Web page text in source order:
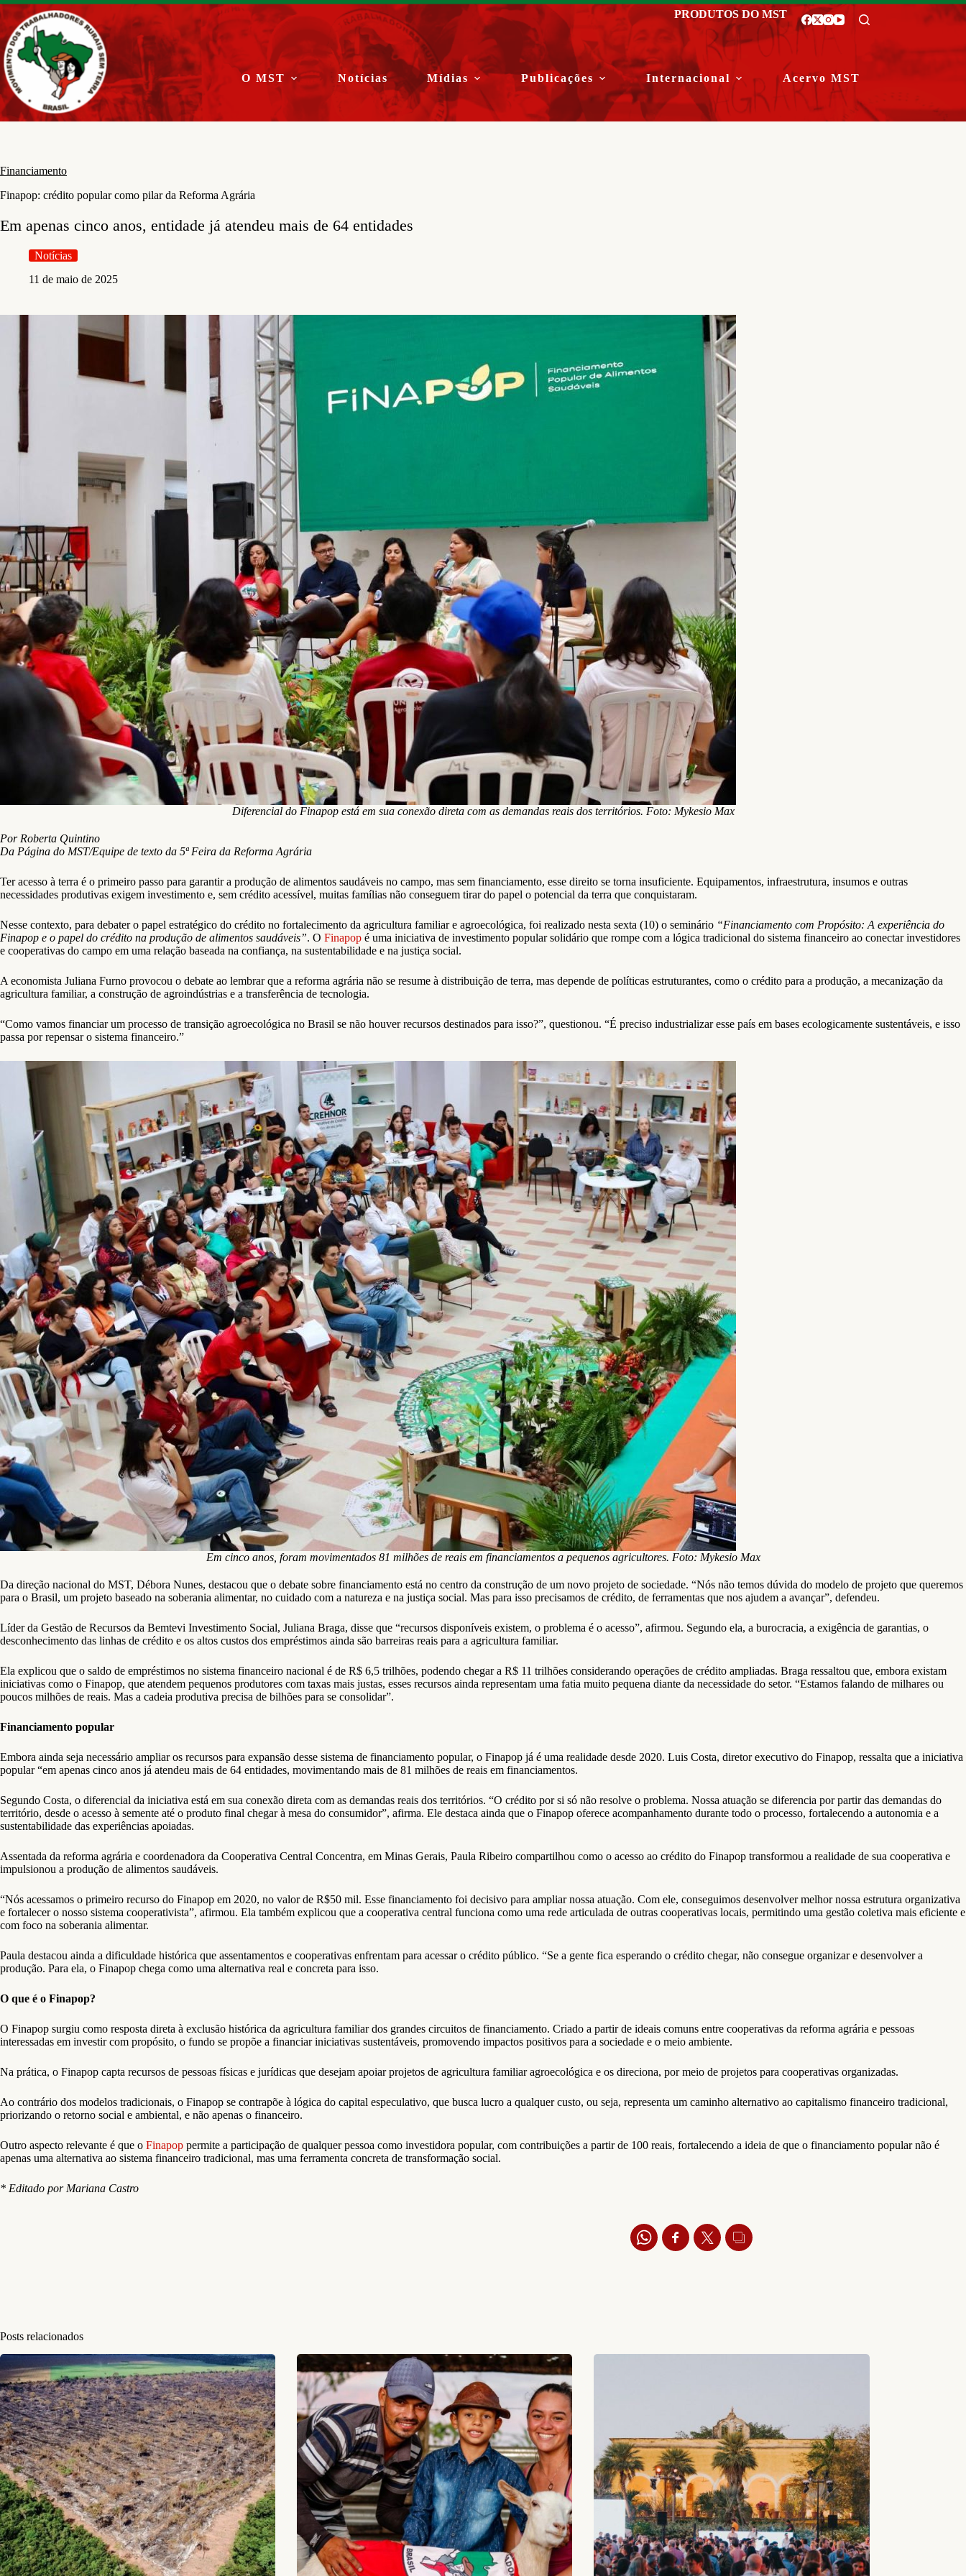
Pular
para
o
conteúdo
PRODUTOS DO MST
O MST Notícias Mídias Publicações Internacional Acervo MST
Financiamento
Finapop: crédito popular como pilar da Reforma Agrária
Em apenas cinco anos, entidade já atendeu mais de 64 entidades
Notícias
11 de maio de 2025
Diferencial do Finapop está em sua conexão direta com as demandas reais dos territórios. Foto: Mykesio Max
Por Roberta Quintino
Da Página do MST/Equipe de texto da 5ª Feira da Reforma Agrária
Ter acesso à terra é o primeiro passo para garantir a produção de alimentos saudáveis no campo, mas sem financiamento, esse direito se torna insuficiente. Equipamentos, infraestrutura, insumos e outras
necessidades produtivas exigem investimento e, sem crédito acessível, muitas famílias não conseguem tirar do papel o potencial da terra que conquistaram.
Nesse contexto, para debater o papel estratégico do crédito no fortalecimento da agricultura familiar e agroecológica, foi realizado nesta sexta (10) o seminário “Financiamento com Propósito: A experiência do
Finapop e o papel do crédito na produção de alimentos saudáveis”. O Finapop é uma iniciativa de investimento popular solidário que rompe com a lógica tradicional do sistema financeiro ao conectar investidores
e cooperativas do campo em uma relação baseada na confiança, na sustentabilidade e na justiça social.
A economista Juliana Furno provocou o debate ao lembrar que a reforma agrária não se resume à distribuição de terra, mas depende de políticas estruturantes, como o crédito para a produção, a mecanização da
agricultura familiar, a construção de agroindústrias e a transferência de tecnologia.
“Como vamos financiar um processo de transição agroecológica no Brasil se não houver recursos destinados para isso?”, questionou. “É preciso industrializar esse país em bases ecologicamente sustentáveis, e isso
passa por repensar o sistema financeiro.”
Em cinco anos, foram movimentados 81 milhões de reais em financiamentos a pequenos agricultores. Foto: Mykesio Max
Da direção nacional do MST, Débora Nunes, destacou que o debate sobre financiamento está no centro da construção de um novo projeto de sociedade. “Nós não temos dúvida do modelo de projeto que queremos
para o Brasil, um projeto baseado na soberania alimentar, no cuidado com a natureza e na justiça social. Mas para isso precisamos de crédito, de ferramentas que nos ajudem a avançar”, defendeu.
Líder da Gestão de Recursos da Bemtevi Investimento Social, Juliana Braga, disse que “recursos disponíveis existem, o problema é o acesso”, afirmou. Segundo ela, a burocracia, a exigência de garantias, o
desconhecimento das linhas de crédito e os altos custos dos empréstimos ainda são barreiras reais para a agricultura familiar.
Ela explicou que o saldo de empréstimos no sistema financeiro nacional é de R$ 6,5 trilhões, podendo chegar a R$ 11 trilhões considerando operações de crédito ampliadas. Braga ressaltou que, embora existam
iniciativas como o Finapop, que atendem pequenos produtores com taxas mais justas, esses recursos ainda representam uma fatia muito pequena diante da necessidade do setor. “Estamos falando de milhares ou
poucos milhões de reais. Mas a cadeia produtiva precisa de bilhões para se consolidar”.
Financiamento popular
Embora ainda seja necessário ampliar os recursos para expansão desse sistema de financiamento popular, o Finapop já é uma realidade desde 2020. Luis Costa, diretor executivo do Finapop, ressalta que a iniciativa
popular “em apenas cinco anos já atendeu mais de 64 entidades, movimentando mais de 81 milhões de reais em financiamentos.
Segundo Costa, o diferencial da iniciativa está em sua conexão direta com as demandas reais dos territórios. “O crédito por si só não resolve o problema. Nossa atuação se diferencia por partir das demandas do
território, desde o acesso à semente até o produto final chegar à mesa do consumidor”, afirma. Ele destaca ainda que o Finapop oferece acompanhamento durante todo o processo, fortalecendo a autonomia e a
sustentabilidade das experiências apoiadas.
Assentada da reforma agrária e coordenadora da Cooperativa Central Concentra, em Minas Gerais, Paula Ribeiro compartilhou como o acesso ao crédito do Finapop transformou a realidade de sua cooperativa e
impulsionou a produção de alimentos saudáveis.
“Nós acessamos o primeiro recurso do Finapop em 2020, no valor de R$50 mil. Esse financiamento foi decisivo para ampliar nossa atuação. Com ele, conseguimos desenvolver melhor nossa estrutura organizativa
e fortalecer o nosso sistema cooperativista”, afirmou. Ela também explicou que a cooperativa central funciona como uma rede articulada de outras cooperativas locais, permitindo uma gestão coletiva mais eficiente e
com foco na soberania alimentar.
Paula destacou ainda a dificuldade histórica que assentamentos e cooperativas enfrentam para acessar o crédito público. “Se a gente fica esperando o crédito chegar, não consegue organizar e desenvolver a
produção. Para ela, o Finapop chega como uma alternativa real e concreta para isso.
O que é o Finapop?
O Finapop surgiu como resposta direta à exclusão histórica da agricultura familiar dos grandes circuitos de financiamento. Criado a partir de ideais comuns entre cooperativas da reforma agrária e pessoas
interessadas em investir com propósito, o fundo se propõe a financiar iniciativas sustentáveis, promovendo impactos positivos para a sociedade e o meio ambiente.
Na prática, o Finapop capta recursos de pessoas físicas e jurídicas que desejam apoiar projetos de agricultura familiar agroecológica e os direciona, por meio de projetos para cooperativas organizadas.
Ao contrário dos modelos tradicionais, o Finapop se contrapõe à lógica do capital especulativo, que busca lucro a qualquer custo, ou seja, representa um caminho alternativo ao capitalismo financeiro tradicional,
priorizando o retorno social e ambiental, e não apenas o financeiro.
Outro aspecto relevante é que o Finapop permite a participação de qualquer pessoa como investidora popular, com contribuições a partir de 100 reais, fortalecendo a ideia de que o financiamento popular não é
apenas uma alternativa ao sistema financeiro tradicional, mas uma ferramenta concreta de transformação social.
* Editado por Mariana Castro
Posts relacionados